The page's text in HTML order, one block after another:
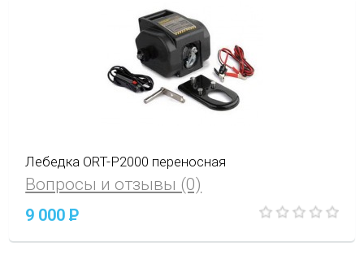
Лебедка ORT-P2000 переносная
Вопросы и отзывы (0)
9 000P